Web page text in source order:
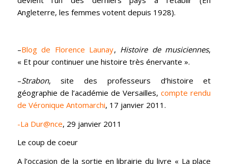
Angleterre, les femmes votent depuis 1928).
–Blog de Florence Launay, Histoire de musiciennes,
« Et pour continuer une histoire très énervante ».
–Strabon, site des professeurs d’histoire et
géographie de l’académie de Versailles,compte rendu
de Véronique Antomarchi, 17 janvier 2011.
-La Dur@nce, 29 janvier 2011
Le coup de coeur
A l’occasion de la sortie en librairie du livre « La place